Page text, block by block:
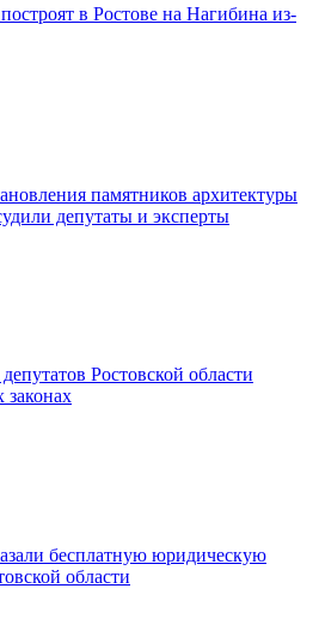
в Ростове на Нагибина из-
памятников архитектуры
депутаты и эксперты
Ростовской области
законах
бесплатную юридическую
области